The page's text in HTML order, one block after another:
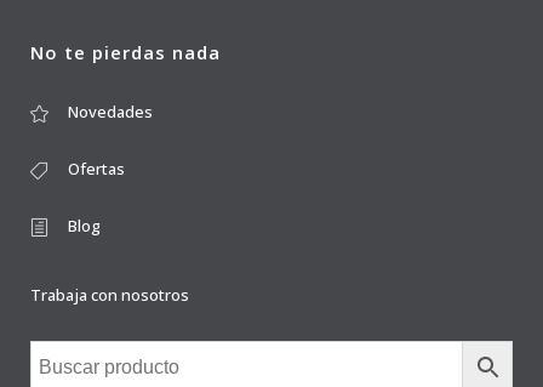
No te pierdas nada
Novedades
Ofertas
Blog
Trabaja con nosotros